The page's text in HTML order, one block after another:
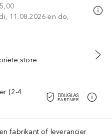
11.08.2026 en do,
store
(2-4
fabrikant of leverancier